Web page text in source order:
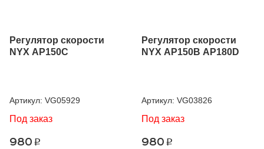
Регулятор скорости
NYX AP150C
Артикул: VG05929
Под заказ
980 p
Регулятор скорости
NYX AP150B AP180D
Артикул: VG03826
Под заказ
980 p